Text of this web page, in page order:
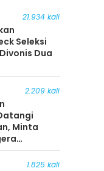
21.934 kali
Seleksi
Dua
2.209 kali
Minta
1.825 kali